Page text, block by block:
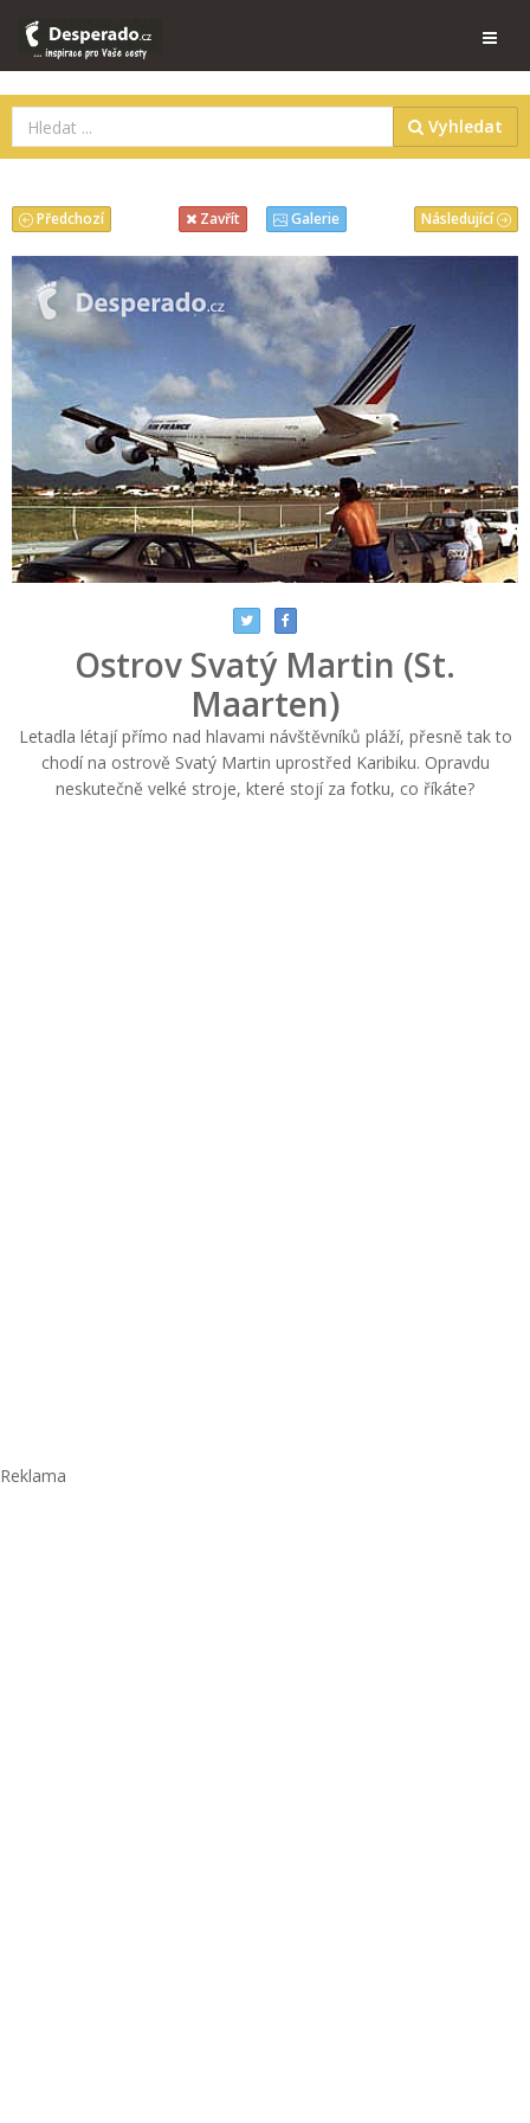
Vyhledat
Následující
Předchozí Zavřít Galerie
Ostrov Svatý Martin (St.
Maarten)
Letadla létají přímo nad hlavami návštěvníků pláží, přesně tak to
chodí na ostrově Svatý Martin uprostřed Karibiku. Opravdu
neskutečně velké stroje, které stojí za fotku, co říkáte?
Reklama